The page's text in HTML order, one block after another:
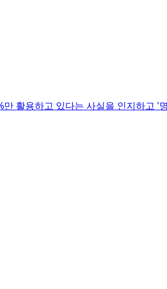
활용하고 있다는 사실을 인지하고